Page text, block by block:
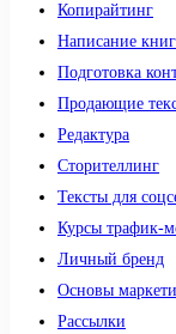
Копирайтинг
Написание книг
Подготовка
Продающие
Редактура
Сторителлинг
Тексты для
Курсы трафик-
Личный бренд
Основы
Рассылки